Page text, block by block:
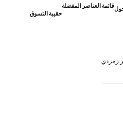
قائمة العناصر المفضلة
حقيبة التسوق
زمردي